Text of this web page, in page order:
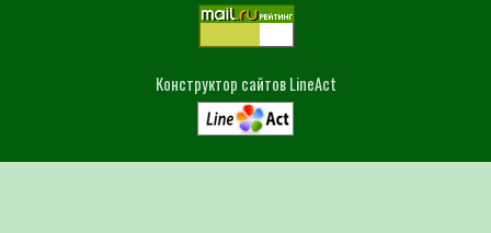
Конструктор сайтов LineAct